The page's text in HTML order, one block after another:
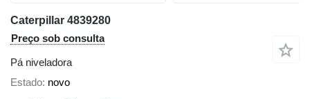
Caterpillar 4839280
Preço sob consulta
Pá niveladora
Estado novo